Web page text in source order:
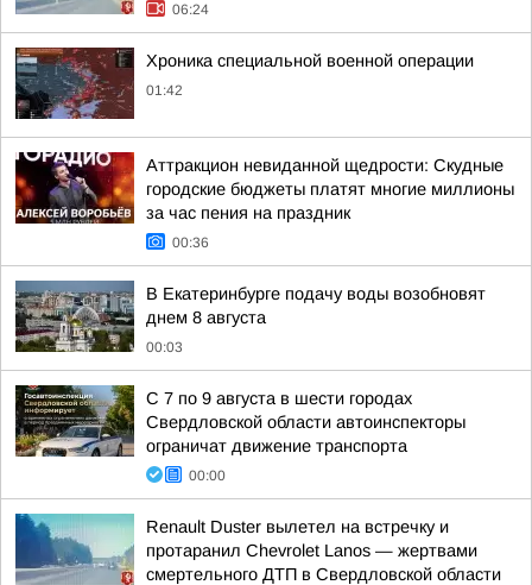
06:24
Хроника специальной военной операции
01:42
Аттракцион невиданной щедрости: Скудные
городские бюджеты платят многие миллионы
за час пения на праздник
00:36
В Екатеринбурге подачу воды возобновят
днем 8 августа
00:03
С 7 по 9 августа в шести городах
Свердловской области автоинспекторы
ограничат движение транспорта
00:00
Renault Duster вылетел на встречку и
протаранил Chevrolet Lanos — жертвами
смертельного ДТП в Свердловской области